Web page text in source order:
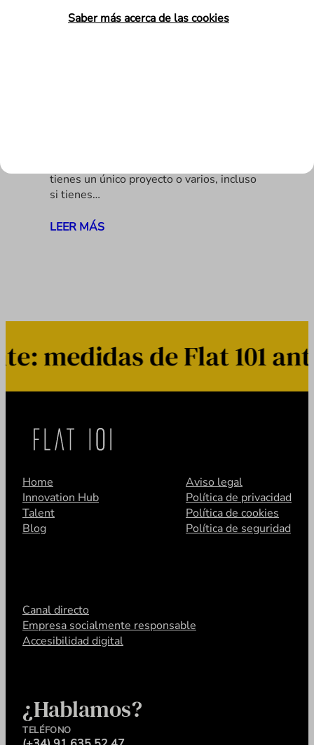
Saber más acerca de las cookies
tienes un único proyecto o varios, incluso
si tienes…
LEER MÁS
medidas de Flat 101
Home
Innovation Hub
Talent
Blog
Aviso legal
Política de privacidad
Política de cookies
Política de seguridad
Canal directo
Empresa socialmente responsable
Accesibilidad digital
¿Hablamos?
TELÉFONO